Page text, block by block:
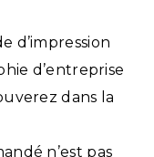
d’impression
d’entreprise
dans la
n’est pas